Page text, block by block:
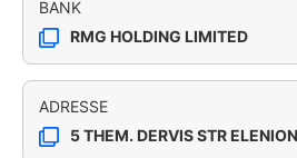
BANK
RMG HOLDING LIMITED
ADRESSE
5 THEM. DERVIS STR